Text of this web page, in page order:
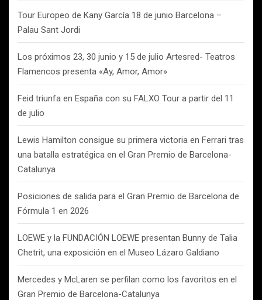
Tour Europeo de Kany García 18 de junio Barcelona –
Palau Sant Jordi
Los próximos 23, 30 junio y 15 de julio Artesred- Teatros
Flamencos presenta «Ay, Amor, Amor»
Feid triunfa en España con su FALXO Tour a partir del 11
de julio
Lewis Hamilton consigue su primera victoria en Ferrari tras
una batalla estratégica en el Gran Premio de Barcelona-
Catalunya
Posiciones de salida para el Gran Premio de Barcelona de
Fórmula 1 en 2026
LOEWE y la FUNDACIÓN LOEWE presentan Bunny de Talia
Chetrit, una exposición en el Museo Lázaro Galdiano
Mercedes y McLaren se perfilan como los favoritos en el
Gran Premio de Barcelona-Catalunya